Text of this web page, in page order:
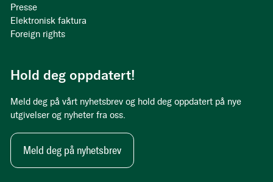
Presse
Elektronisk faktura
Foreign rights
Hold deg oppdatert!
Meld deg på vårt nyhetsbrev og hold deg oppdatert på nye
utgivelser og nyheter fra oss.
Meld deg på nyhetsbrev